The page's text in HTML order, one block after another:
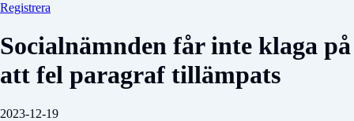
Registrera
Socialnämnden får inte klaga på
att fel paragraf tillämpats
2023-12-19